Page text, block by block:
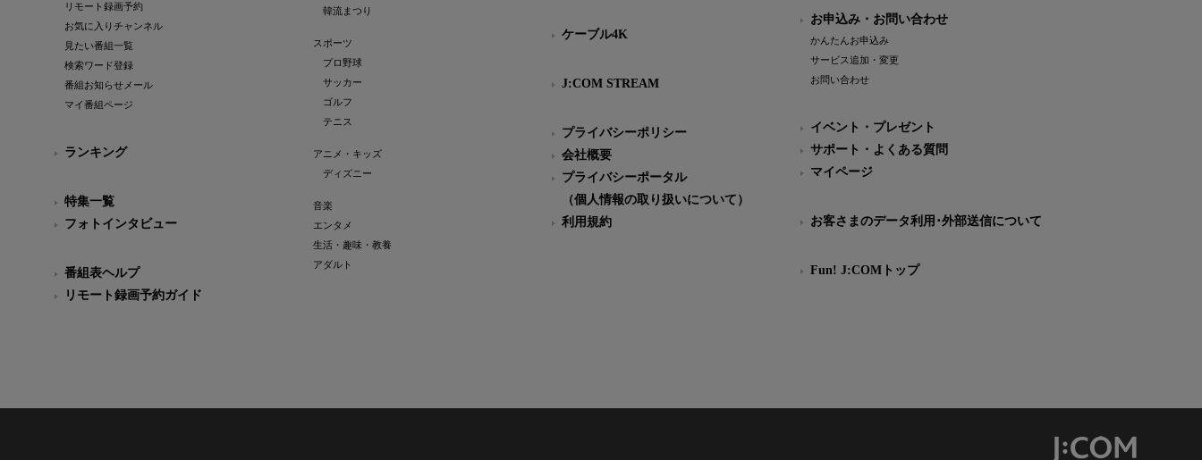
リモート録画予約
お気に入りチャンネル
見たい番組一覧
検索ワード登録
番組お知らせメール
マイ番組ページ
ランキング
特集一覧
フォトインタビュー
番組表ヘルプ
リモート録画予約ガイド
韓流まつり
スポーツ
プロ野球
サッカー
ゴルフ
テニス
アニメ・キッズ
ディズニー
音楽
エンタメ
生活・趣味・教養
アダルト
ケーブル4K
J:COM STREAM
プライバシーポリシー
会社概要
プライバシーポータル
（個人情報の取り扱いについて）
利用規約
お申込み・お問い合わせ
かんたんお申込み
サービス追加・変更
お問い合わせ
イベント・プレゼント
サポート・よくある質問
マイページ
お客さまのデータ利用･外部送信について
Fun! J:COMトップ